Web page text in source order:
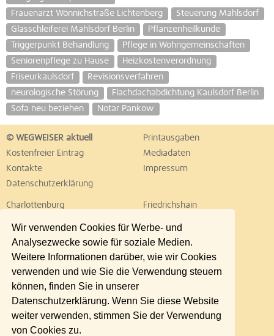
Wir verwenden Cookies für Werbe- und
Analysezwecke sowie für soziale Medien.
Weitere Informationen darüber, wie wir Cookies
verwenden und wie Sie die Verwendung steuern
können, finden Sie in unserer
Datenschutzerklärung. Wenn Sie diese Website
weiter verwenden, stimmen Sie der Verwendung
von Cookies zu.
Frauenarzt Wönnichstraße Lichtenberg
Steuerung Mahlsdorf
Glasschleiferei Mahlsdorf Berlin
Pflanzenheilkunde
Triggerpunkt Behandlung
Pflege in Wohngemeinschaften
Seniorenpflege zu Hause
Heizkostenverordnung
Friseurkaulsdorf
Revisionsverfahren
neurologische Störung
Flachdachabdichtung Kaulsdorf Berlin
Sofa neu beziehen
Notar Pankow
© WEGWEISER aktuell
Printausgaben
Kostenfreier Eintrag
Mediadaten
Kontakte
Impressum
Datenschutzerklärung
Charlottenburg
Friedrichshain
Lichtenberg
Marzahn
Neukölln
Pankow
Reinickendorf
Schöneberg
Spandau
Steglitz
Tempelhof